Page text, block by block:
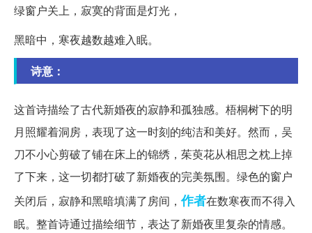
绿窗户关上，寂寞的背面是灯光，
黑暗中，寒夜越数越难入眠。
诗意：
这首诗描绘了古代新婚夜的寂静和孤独感。梧桐树下的明
月照耀着洞房，表现了这一时刻的纯洁和美好。然而，吴
刀不小心剪破了铺在床上的锦绣，茱萸花从相思之枕上掉
了下来，这一切都打破了新婚夜的完美氛围。绿色的窗户
关闭后，寂静和黑暗填满了房间，作者在数寒夜而不得入
眠。整首诗通过描绘细节，表达了新婚夜里复杂的情感。